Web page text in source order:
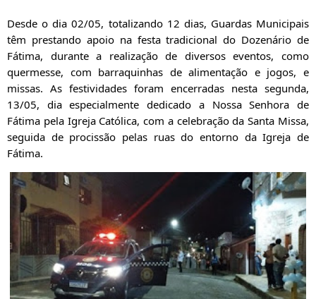
Desde o dia 02/05, totalizando 12 dias, Guardas Municipais
têm prestando apoio na festa tradicional do Dozenário de
Fátima, durante a realização de diversos eventos, como
quermesse, com barraquinhas de alimentação e jogos, e
missas. As festividades foram encerradas nesta segunda,
13/05, dia especialmente dedicado a Nossa Senhora de
Fátima pela Igreja Católica, com a celebração da Santa Missa,
seguida de procissão pelas ruas do entorno da Igreja de
Fátima.